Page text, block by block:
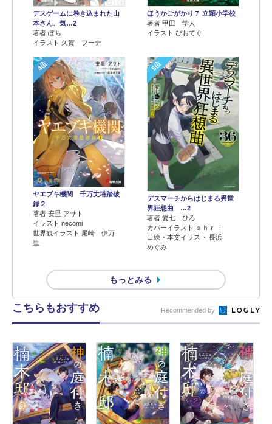
デスゲームに巻き込まれた山
本さん、気…2
著者 ぽち
イラスト 久賀 フーナ
ほうかごがかり７ 立穎小学校
著者 甲田 学人
イラスト ぴおてぐ
4位
ヤエブキ機関 千万丈塔踏破
録２
著者 安里 アサト
イラスト necomi
世界観イラスト 尾崎 伊万
里
5位
デスマーチからはじまる異世
界狂想曲 …2
著者 愛七 ひろ
カバーイラスト ｓｈｒｉ
口絵・本文イラスト 長浜
めぐみ
もっとみる
こちらもおすすめ Recommended by